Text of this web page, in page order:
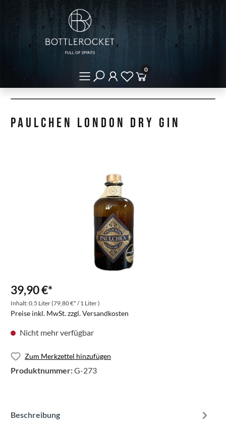
0
Paulchen London Dry Gin
39,90 €*
Inhalt:0.5 Liter(79,80 €* / 1 Liter )
Preise inkl. MwSt. zzgl. Versandkosten
Nicht mehr verfügbar
Zum Merkzettel hinzufügen
Produktnummer:G-273
Beschreibung